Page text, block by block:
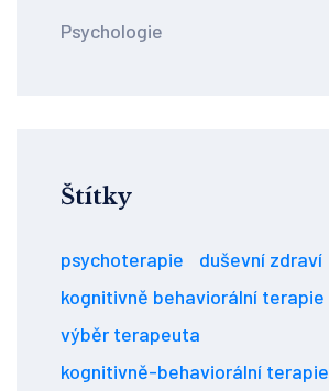
Psychologie
Štítky
psychoterapie
duševní zdraví
kognitivně behaviorální terapie
výběr terapeuta
kognitivně-behaviorální terapie